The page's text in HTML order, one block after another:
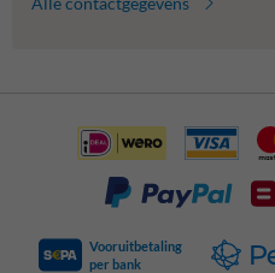
Vooruitbetaling
per bank